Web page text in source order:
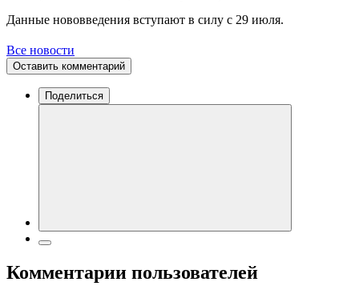
Данные нововведения вступают в силу с 29 июля.
Все новости
Оставить комментарий
Поделиться
Комментарии пользователей